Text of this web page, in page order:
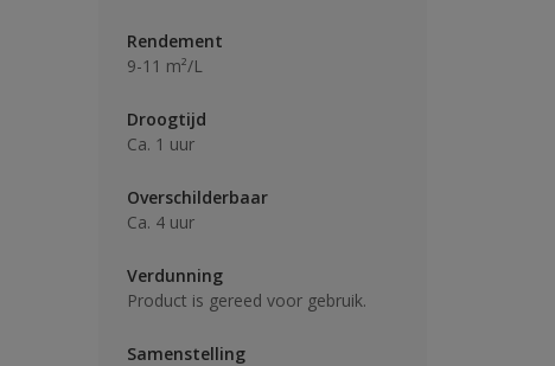
Rendement
9-11 m²/L
Droogtijd
Ca. 1 uur
Overschilderbaar
Ca. 4 uur
Verdunning
Product is gereed voor gebruik.
Samenstelling